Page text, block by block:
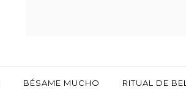
BÉSAME MUCHO RITUAL DE